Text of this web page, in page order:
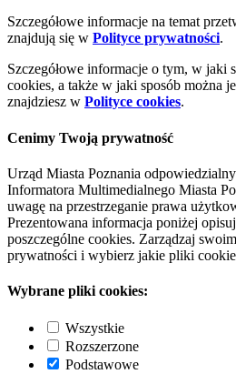
Szczegółowe informacje na temat
znajdują się w Polityce prywatności.
Szczegółowe informacje o tym, w jaki
cookies, a także w jaki sposób można
znajdziesz w Polityce cookies.
Cenimy Twoją prywatność
Urząd Miasta Poznania
Informatora Multimedialnego Miasta
uwagę na przestrzeganie prawa
Prezentowana informacja poniżej
poszczególne cookies. Zarządzaj
prywatności i wybierz jakie pliki
Wybrane pliki cookies:
Wszystkie
Rozszerzone
Podstawowe